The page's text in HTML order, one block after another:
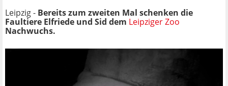
Leipzig - Bereits zum zweiten Mal schenken die
Faultiere Elfriede und Sid dem Leipziger Zoo
Nachwuchs.